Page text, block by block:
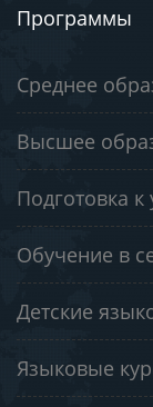
Программы
Среднее
Высшее
Подготовка к
Обучение в
Детские
Языковые